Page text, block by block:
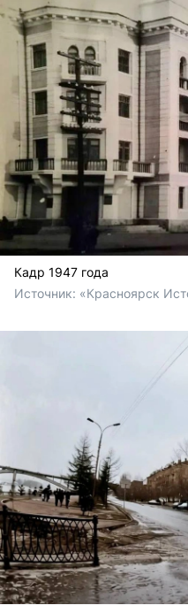
Кадр 1947 года
Источник: «Красноярск